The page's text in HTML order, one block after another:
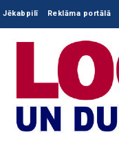
Jēkabpilī Reklāma portālā